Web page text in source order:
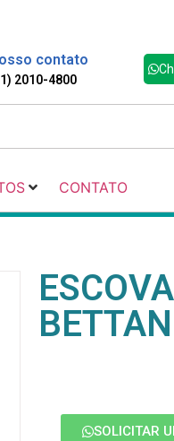
contato
2010-4800
CONTATO
SOLICITAR